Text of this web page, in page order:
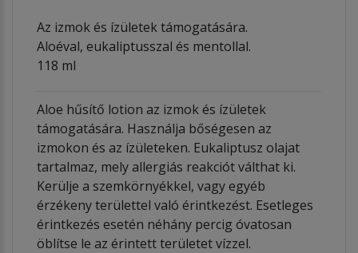
Az izmok és ízületek támogatására.
Aloéval, eukaliptusszal és mentollal.
118 ml
Aloe hűsítő lotion az izmok és ízületek
támogatására. Használja bőségesen az
izmokon és az ízületeken. Eukaliptusz olajat
tartalmaz, mely allergiás reakciót válthat ki.
Kerülje a szemkörnyékkel, vagy egyéb
érzékeny területtel való érintkezést. Esetleges
érintkezés esetén néhány percig óvatosan
öblítse le az érintett területet vízzel.